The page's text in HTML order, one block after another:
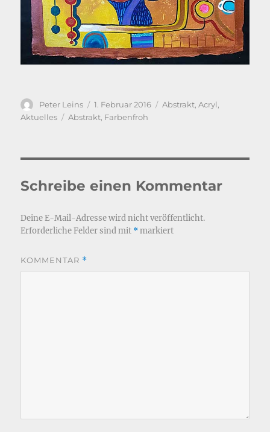
Autor
Peter Leins
Veröffentlicht
am
1. Februar 2016 Kategorien
Abstrakt,Acryl,
Aktuelles
Schlagwörter
Abstrakt, Farbenfroh
Schreibe einen Kommentar
Deine E-Mail-Adresse wird nicht veröffentlicht.
Erforderliche Felder sind mit *markiert
KOMMENTAR *